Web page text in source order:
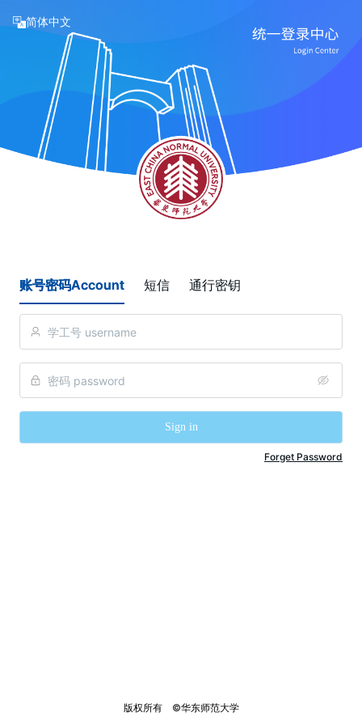
简体中文
账号密码Account 短信 通行密钥
Sign in
Forget Password
版权所有    ©华东师范大学